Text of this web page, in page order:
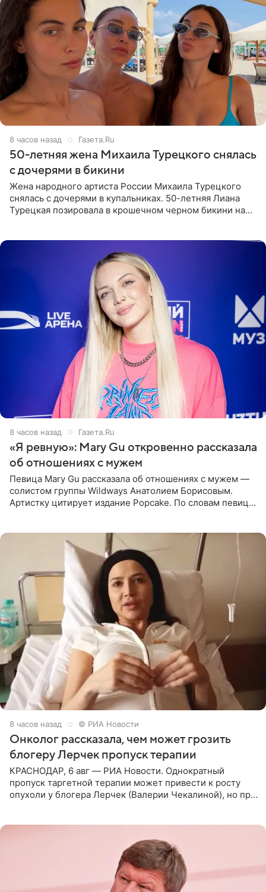
8 часов назад Газета.Ru
50-летняя жена Михаила Турецкого снялась
с дочерями в бикини
Жена народного артиста России Михаила Турецкого
снялась с дочерями в купальниках. 50-летняя Лиана
Турецкая позировала в крошечном черном бикини на
8 часов назад Газета.Ru
«Я ревную»: Mary Gu откровенно рассказала
об отношениях с мужем
Певица Mary Gu рассказала об отношениях с мужем —
солистом группы Wildways Анатолием Борисовым.
Артистку цитирует издание Popcake. По словам певицы,
8 часов назад © РИА Новости
Онколог рассказала, чем может грозить
блогеру Лерчек пропуск терапии
КРАСНОДАР, 6 авг — РИА Новости. Однократный
пропуск таргетной терапии может привести к росту
опухоли у блогера Лерчек (Валерии Чекалиной), но при